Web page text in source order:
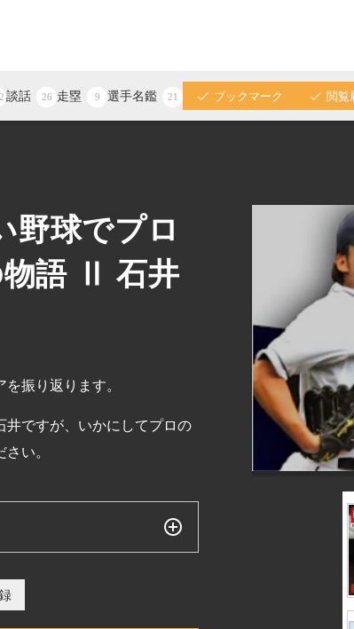
談話 26 走塁 9 選手名鑑 21 ブックマーク 閲覧
野球でプロ
物語 Ⅱ 石井
振り返ります。
井ですが、いかにしてプロの
い。
1位指名を受け入団した